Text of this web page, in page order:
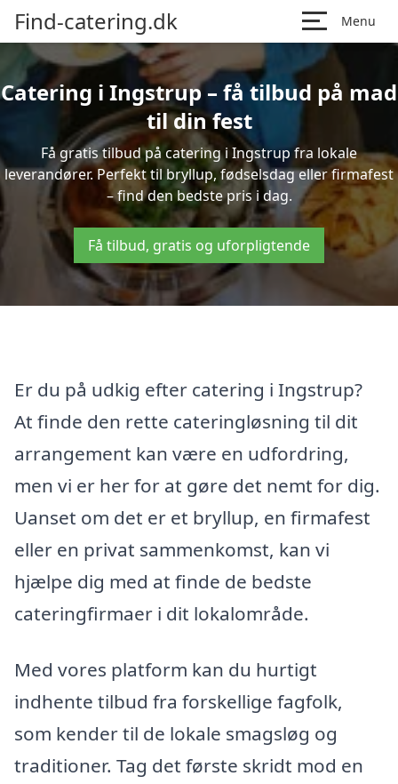
Find-catering.dk Menu
Catering i Ingstrup – få tilbud på mad
til din fest
Få gratis tilbud på catering i Ingstrup fra lokale
leverandører. Perfekt til bryllup, fødselsdag eller firmafest
– find den bedste pris i dag.
Få tilbud, gratis og uforpligtende
Er du på udkig efter catering i Ingstrup?
At finde den rette cateringløsning til dit
arrangement kan være en udfordring,
men vi er her for at gøre det nemt for dig.
Uanset om det er et bryllup, en firmafest
eller en privat sammenkomst, kan vi
hjælpe dig med at finde de bedste
cateringfirmaer i dit lokalområde.
Med vores platform kan du hurtigt
indhente tilbud fra forskellige fagfolk,
som kender til de lokale smagsløg og
traditioner. Tag det første skridt mod en